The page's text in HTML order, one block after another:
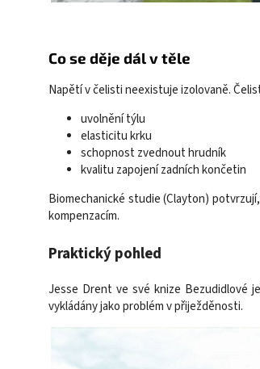
Co se děje dál v těle
Napětí v čelisti neexistuje izolovaně.
uvolnění týlu
elasticitu krku
schopnost zvednout hrudník
kvalitu zapojení zadních končetin
Biomechanické studie (Clayton)
kompenzacím.
Praktický pohled
Jesse Drent ve své knize Bezudidlové
vykládány jako problém v přiježděnosti.